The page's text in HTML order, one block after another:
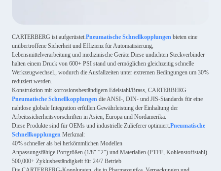
CARTERBERG ist aufgerüstet.Pneumatische Schnellkopplungen bieten eine
unübertroffene Sicherheit und Effizienz für Automatisierung,
Lebensmittelverarbeitung und medizinische Geräte.Diese undichten Steckverbinder
halten einem Druck von 600+ PSI stand und ermöglichen gleichzeitig schnelle
Werkzeugwechsel., wodurch die Ausfallzeiten unter extremen Bedingungen um 30%
reduziert werden.
Konstruktion mit korrosionsbeständigem Edelstahl/Brass, CARTERBERG
Pneumatische Schnellkopplungen die ANSI-, DIN- und JIS-Standards für eine
nahtlose globale Integration erfüllen.Gewährleistung der Einhaltung der
Arbeitssicherheitsvorschriften in Asien, Europa und Nordamerika.
Diese Produkte sind für OEMs und industrielle Zulieferer optimiert.Pneumatische
Schnellkopplungen Merkmal:
40% schneller als bei herkömmlichen Modellen
Anpassungsfähige Portgrößen (1/8" ′′2") und Materialien (PTFE, Kohlenstoffstahl)
500,000+ Zyklusbeständigkeit für 24/7 Betrieb